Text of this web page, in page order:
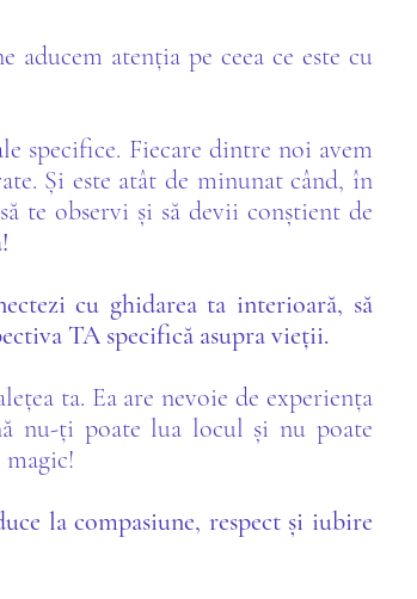
aducem atenția pe ceea ce este cu
specifice. Fiecare dintre noi avem
Și este atât de minunat când, în
te observi și să devii conștient de
cu ghidarea ta interioară, să
TA specifică asupra vieții.
ta. Ea are nevoie de experiența
nu-ți poate lua locul și nu poate
magic!
la compasiune, respect și iubire